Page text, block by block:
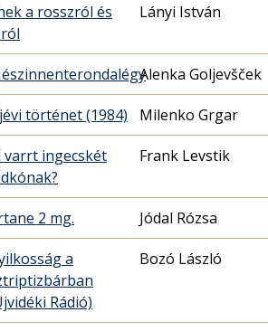
a rosszról és
Lányi István
Alenka Goljevšček
történet (1984) Milenko Grgar
varrt ingecskét
Frank Levstik
2 mg. Jódal Rózsa
a
Rádió)
Bozó László